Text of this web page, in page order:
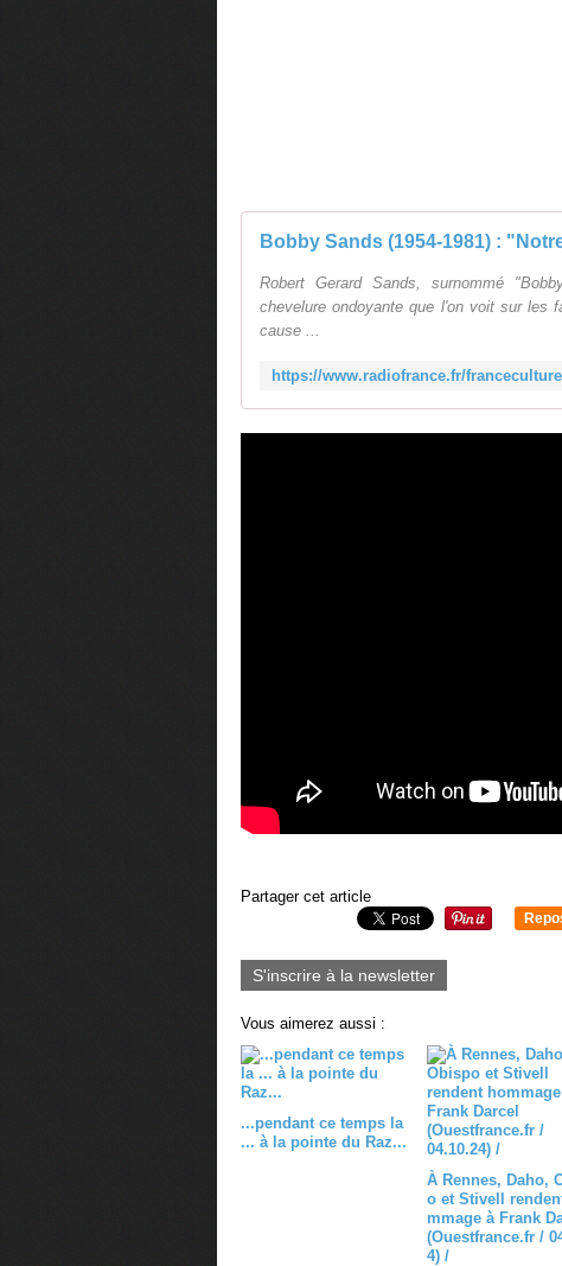
Bobby Sands (1954-1981) :
Robert Gerard Sands, surnommé
chevelure ondoyante que l'on voit sur les
cause ...
Partager cet article
S'inscrire à la newsletter
Vous aimerez aussi :
...pendant ce temps la
... à la pointe du Raz...
À Rennes, Daho,
o et Stivell
mmage à Frank
(Ouestfrance.fr /
4) /